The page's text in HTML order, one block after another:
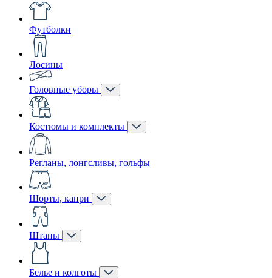
Футболки
Лосины
Головные уборы
Костюмы и комплекты
Регланы, лонгсливы, гольфы
Шорты, капри
Штаны
Белье и колготы